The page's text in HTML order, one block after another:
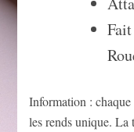
Information : chaque
les rends unique. La